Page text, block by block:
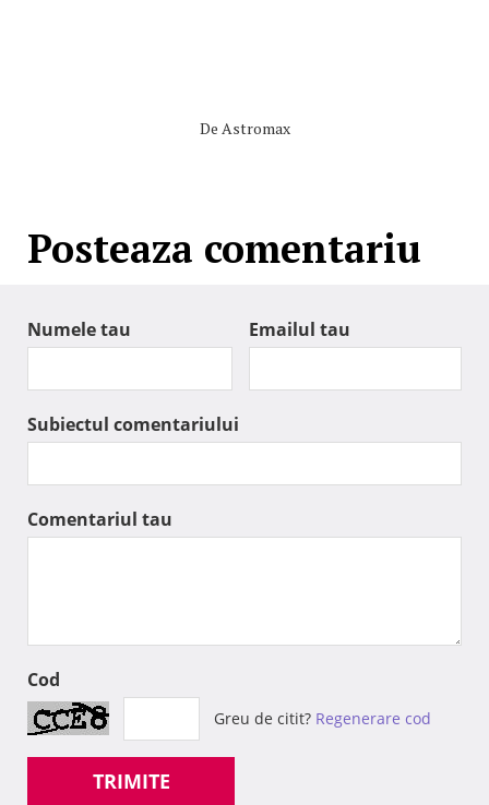
De Astromax
Posteaza comentariu
Numele tau Emailul tau
Subiectul comentariului
Comentariul tau
Cod
Greu de citit? Regenerare cod
TRIMITE